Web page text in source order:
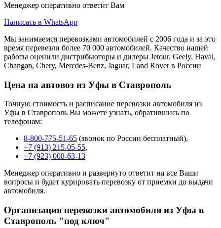
Менеджер оперативно ответит Вам
Написать в WhatsApp
Мы занимаемся перевозками автомобилей с 2006 года и за это
время перевезли более 70 000 автомобилей. Качество нашей
работы оценили дистрибьюторы и дилеры Jetour, Geely, Haval,
Changan, Chery, Mercdes-Benz, Jaguar, Land Rover в России
Цена на автовоз из Уфы в Ставрополь
Точную стоимость и расписание перевозки автомобиля из
Уфы в Ставрополь Вы можете узнать, обратившись по
телефонам:
8-800-775-51-65 (звонок по России бесплатный),
+7 (913) 215-05-55,
+7 (923) 008-63-13
Менеджер оперативно и развернуто ответит на все Ваши
вопросы и будет курировать перевозку от приемки до выдачи
автомобиля.
Организация перевозки автомобиля из Уфы в
Ставрополь "под ключ"